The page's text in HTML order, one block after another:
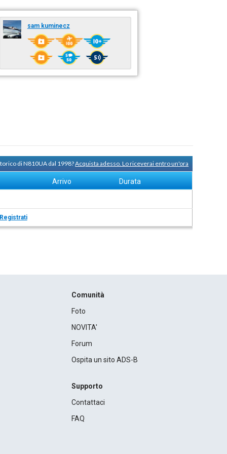
sam kuminecz
di N810UA dal 1998?Acquista adesso. Lo riceverai entro un'ora
Arrivo Durata
Comunità
Foto
NOVITA'
Forum
Ospita un sito ADS-B
Supporto
Contattaci
FAQ